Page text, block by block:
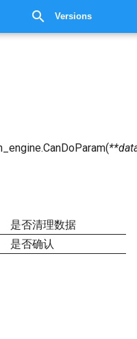
Versions
CanDoParam(**
是否清理数据
是否确认